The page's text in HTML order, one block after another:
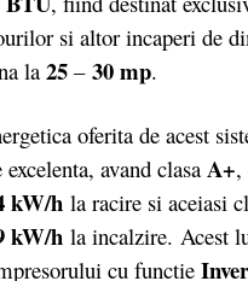
si altor incaperi de
la 25 – 30 mp.
oferita de acest
avand clasa A+,
kW/h la racire si aceiasi
kW/h la incalzire. Acest
cu functie